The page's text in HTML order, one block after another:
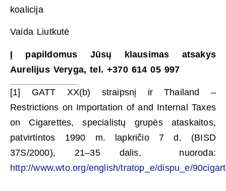
koalicija
Vaida Liutkutė
Į papildomus Jūsų klausimas atsakys
Aurelijus Veryga, tel. +370 614 05 997
[1] GATT XX(b) straipsnį ir Thailand –
Restrictions on Importation of and Internal Taxes
on Cigarettes, specialistų grupės ataskaitos,
patvirtintos 1990 m. lapkričio 7 d. (BISD
37S/2000), 21–35 dalis, nuoroda:
http://www.wto.org/english/tratop_e/dispu_e/